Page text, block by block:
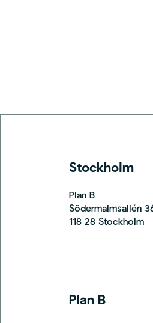
Stockholm
Plan B
Södermalmsallén
118 28 Stockholm
Plan B